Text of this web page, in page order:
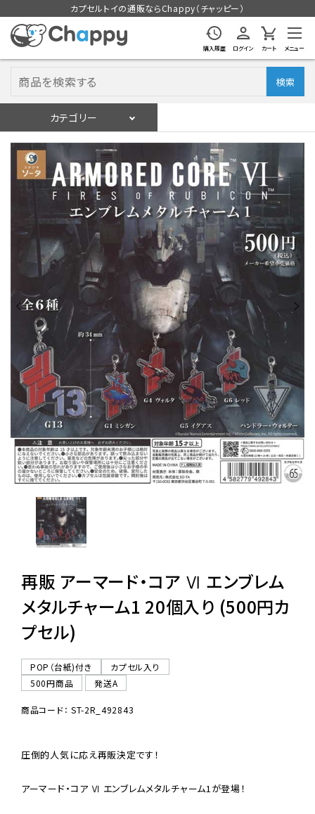
カプセルトイの通販ならChappy（チャッピー）
購入履歴 ログイン カート メニュー
検索
カテゴリー
ログイン 会員登録
入荷スケジュールをチェック
カプセルトイマシン本体
カプセルトイ
販促用空カプセル
レンタル
景品・玩具・文具
販促用カプセルトイ
よくあるご質問
06-6282-7659
再販 アーマード・コア Ⅵ エンブレム
メタルチャーム1 20個入り (500円カ
プセル)
POP（台紙)付き
カプセル入り
500円商品
発送A
商品コード： ST-2R_492843
圧倒的人気に応え再販決定です！
アーマード・コア Ⅵ エンブレムメタルチャーム1が登場！